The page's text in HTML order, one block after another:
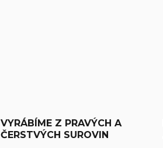
VYRÁBÍME Z PRAVÝCH A
ČERSTVÝCH SUROVIN